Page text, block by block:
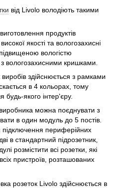
від Livolo володіють такими
продуктів
якості та вологозахисні
вологістю
вологозахисними кришками.
здійснюється з рамками
в 4 кольорах, тому
якого інтер'єру.
можна поєднувати з
в один модуль до 5 постів.
підключення периферійних
в стандартний підрозетник,
розмістити всі розетки, які
пристроїв, розташованих
розеток Livolo здійснюється в